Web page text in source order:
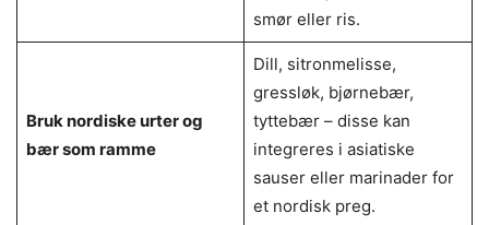
smør eller ris.
Bruk nordiske urter og
bær som ramme
Dill, sitronmelisse,
gressløk, bjørnebær,
tyttebær – disse kan
integreres i asiatiske
sauser eller marinader for
et nordisk preg.